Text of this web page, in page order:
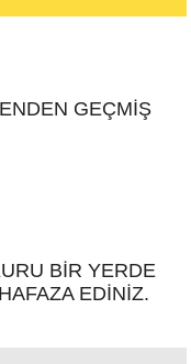
GEÇMİŞ
BİR YERDE
EDİNİZ.